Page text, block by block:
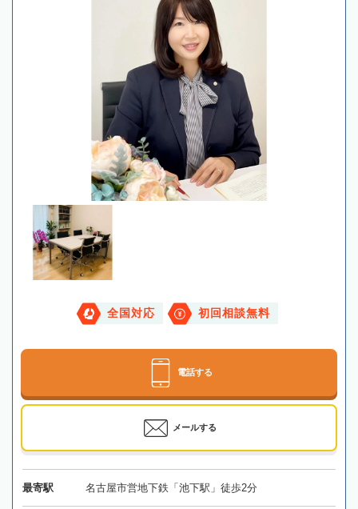
全国対応 初回相談無料
電話する
メールする
最寄駅 名古屋市営地下鉄「池下駅」徒歩2分